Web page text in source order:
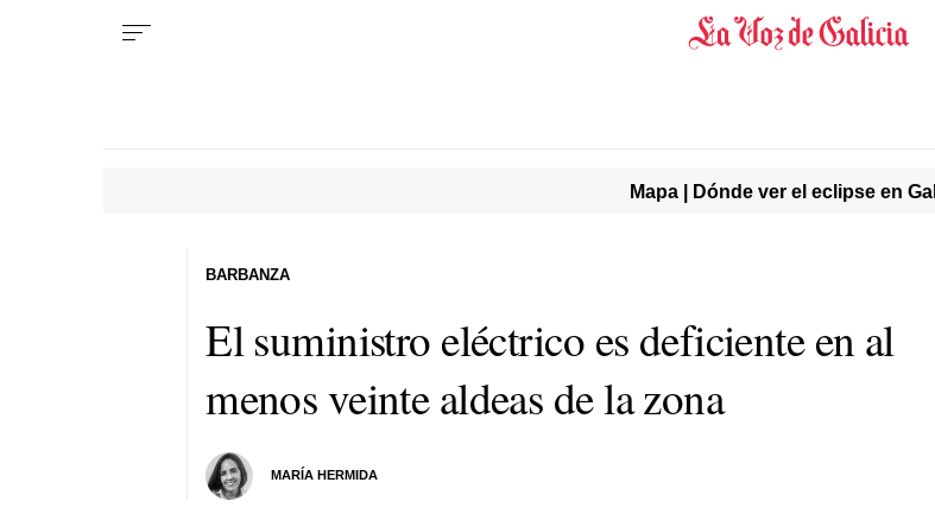
Mapa | Dónde ver el eclipse en
El suministro eléctrico es deficiente en al
menos veinte aldeas de la zona
MARÍA HERMIDA
BARBANZA